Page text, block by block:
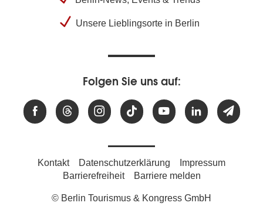
Unsere Lieblingsorte in Berlin
Folgen Sie uns auf:
Kontakt Datenschutzerklärung
Impressum
Barrierefreiheit
Barriere melden
© Berlin Tourismus & Kongress GmbH